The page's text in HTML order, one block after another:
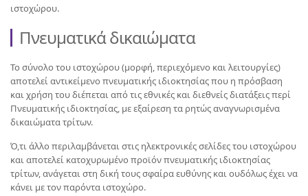
ιστοχώρου.
Πνευματικά δικαιώματα
Το σύνολο του ιστοχώρου (μορφή, περιεχόμενο και λειτουργίες)
αποτελεί αντικείμενο πνευματικής ιδιοκτησίας που η πρόσβαση
και χρήση του διέπεται από τις εθνικές και διεθνείς διατάξεις περί
Πνευματικής ιδιοκτησίας, με εξαίρεση τα ρητώς αναγνωρισμένα
δικαιώματα τρίτων.
Ό,τι άλλο περιλαμβάνεται στις ηλεκτρονικές σελίδες του ιστοχώρου
και αποτελεί κατοχυρωμένο προϊόν πνευματικής ιδιοκτησίας
τρίτων, ανάγεται στη δική τους σφαίρα ευθύνης και ουδόλως έχει να
κάνει με τον παρόντα ιστοχώρο.